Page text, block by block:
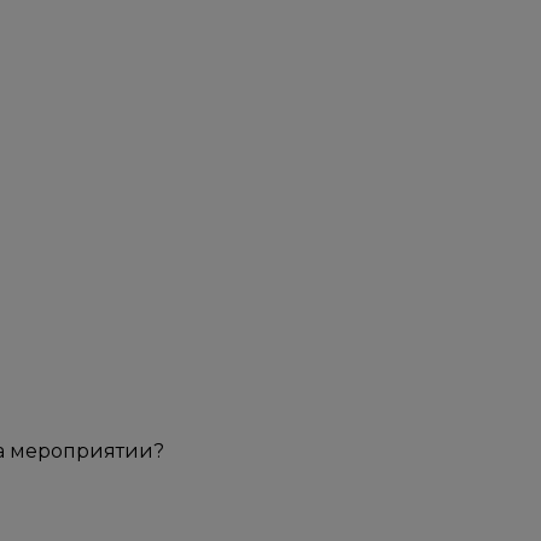
мероприятии?